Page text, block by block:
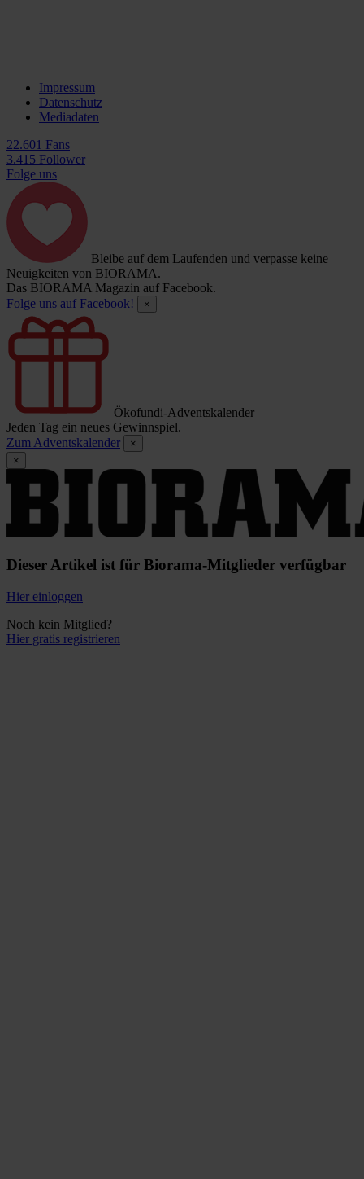
Impressum
Datenschutz
Mediadaten
22.601 Fans
3.415 Follower
Folge uns
Bleibe auf dem Laufenden und verpasse keine
Neuigkeiten von BIORAMA.
Das BIORAMA Magazin auf Facebook.
Folge uns auf Facebook!
×
Ökofundi-Adventskalender
Jeden Tag ein neues Gewinnspiel.
Zum Adventskalender
×
×
Dieser Artikel ist für Biorama-Mitglieder verfügbar
Hier einloggen
Noch kein Mitglied?
Hier gratis registrieren